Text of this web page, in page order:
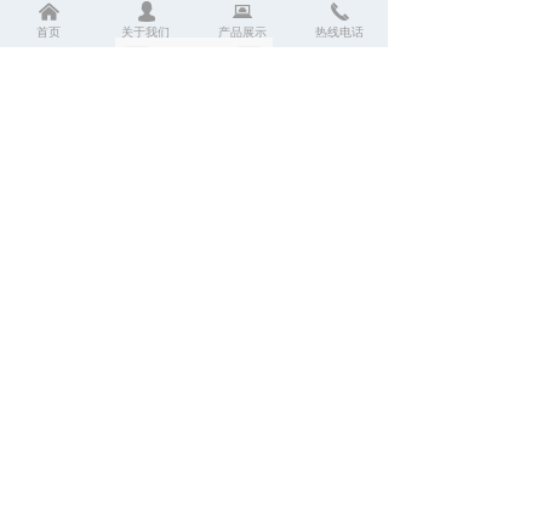
낀
首页
넙
关于我们
뀵
产品展示
끅
热线电话